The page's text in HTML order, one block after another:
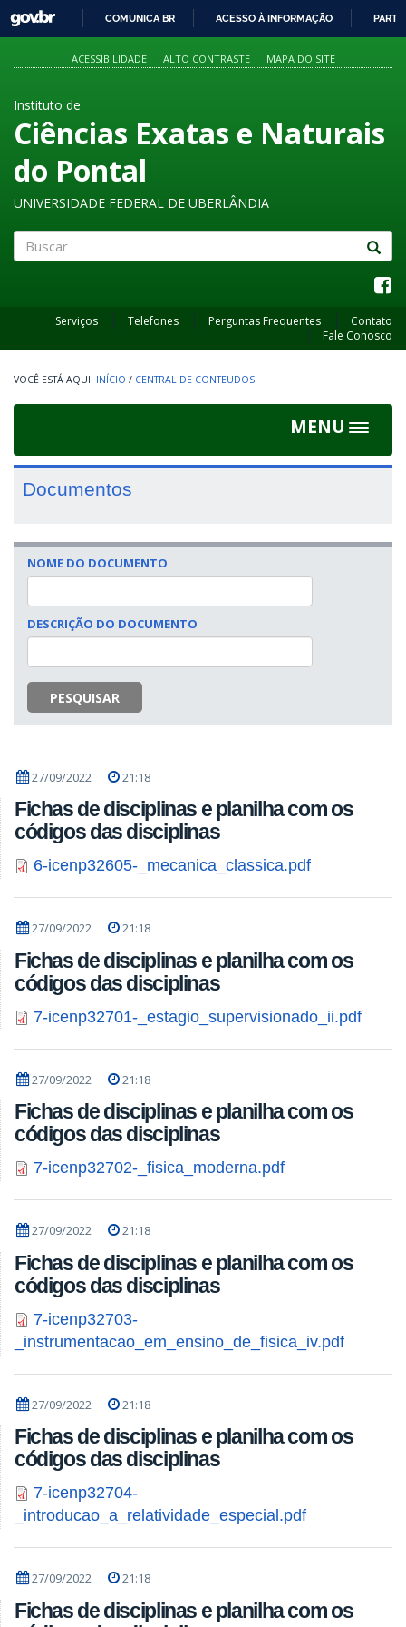
PARA
O
GOVBR
COMUNICA BR ACESSO À INFORMAÇÃO
ACESSIBILIDADE ALTO CONTRASTE MAPA DO SITE
Instituto de
Ciências Exatas e Naturais
do Pontal
UNIVERSIDADE FEDERAL DE UBERLÂNDIA
Serviços Telefones Perguntas Frequentes
Contato
Fale Conosco
INÍCIO / CENTRAL DE CONTEUDOS
MENU
Toggle
Documentos
NOME DO DOCUMENTO
DESCRIÇÃO DO DOCUMENTO
PESQUISAR
27/09/2022 21:18
Fichas de disciplinas e planilha com os
códigos das disciplinas
6-icenp32605-_mecanica_classica.pdf
27/09/2022 21:18
Fichas de disciplinas e planilha com os
códigos das disciplinas
7-icenp32701-_estagio_supervisionado_ii.pdf
27/09/2022 21:18
Fichas de disciplinas e planilha com os
códigos das disciplinas
7-icenp32702-_fisica_moderna.pdf
27/09/2022 21:18
Fichas de disciplinas e planilha com os
códigos das disciplinas
7-icenp32703-
_instrumentacao_em_ensino_de_fisica_iv.pdf
27/09/2022 21:18
Fichas de disciplinas e planilha com os
códigos das disciplinas
7-icenp32704-
_introducao_a_relatividade_especial.pdf
27/09/2022 21:18
Fichas de disciplinas e planilha com os